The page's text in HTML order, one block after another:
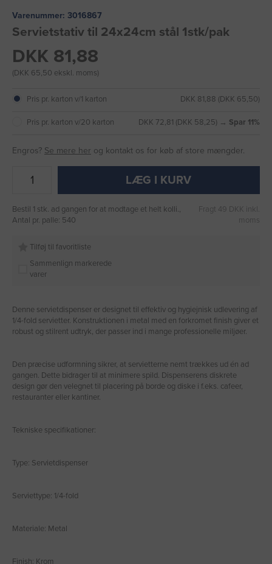
Varenummer: 3016867
Servietstativ til 24x24cm stål 1stk/pak
DKK 81,88
(DKK 65,50 ekskl. moms)
Pris pr. karton v/1 karton DKK 81,88 (DKK 65,50)
Pris pr. karton v/20 karton DKK 72,81 (DKK 58,25) → Spar 11%
Engros? Se mere her og kontakt os for køb af store mængder.
LÆG I KURV
Bestil 1 stk. ad gangen for at modtage et helt kolli.,
Antal pr. palle: 540
Fragt 49 DKK inkl.
moms
Tilføj til favoritliste
Sammenlign markerede
varer
Denne servietdispenser er designet til effektiv og hygiejnisk udlevering af
1/4-fold servietter. Konstruktionen i metal med en forkromet finish giver et
robust og stilrent udtryk, der passer ind i mange professionelle miljøer.
Den præcise udformning sikrer, at servietterne nemt trækkes ud én ad
gangen. Dette bidrager til at minimere spild. Dispenserens diskrete
design gør den velegnet til placering på borde og diske i f.eks. cafeer,
restauranter eller kantiner.
Tekniske specifikationer:
Type: Servietdispenser
Serviettype: 1/4-fold
Materiale: Metal
Finish: Krom